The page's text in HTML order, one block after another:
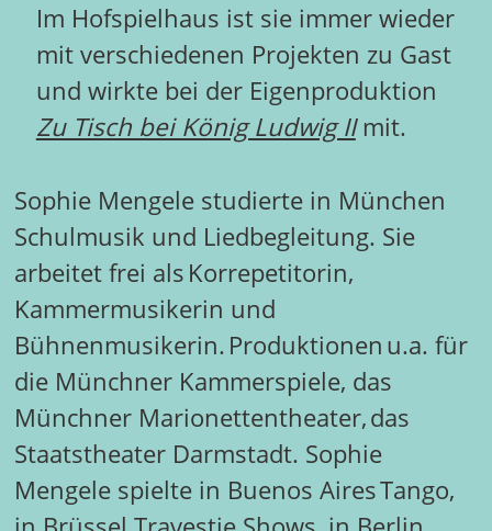
Im Hofspielhaus ist sie immer wieder
mit verschiedenen Projekten zu Gast
und wirkte bei der Eigenproduktion
Zu Tisch bei König Ludwig IImit.
Sophie Mengele studierte in München
Schulmusik und Liedbegleitung. Sie
arbeitet frei als Korrepetitorin,
Kammermusikerin und
Bühnenmusikerin. Produktionen u.a. für
die Münchner Kammerspiele, das
Münchner Marionettentheater, das
Staatstheater Darmstadt. Sophie
Mengele spielte in Buenos Aires Tango,